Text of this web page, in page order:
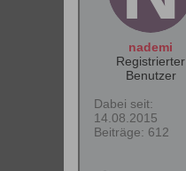
nademi
Registrierter
Benutzer
Dabei seit:
14.08.2015
Beiträge: 612